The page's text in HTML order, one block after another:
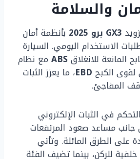
والسلامة
GX3 برو 2025
بأنظمة أمان
الاستخدام اليومي. السيارة
المانعة للانغلاق ABS مع نظام
لقوى الكبح EBD، ما يعزز الثبات
المفاجئ.
في الثبات الإلكتروني
جانب مساعد صعود المرتفعات
على الطرق المائلة. وتأتي
للركن، بينما تضيف الفئة